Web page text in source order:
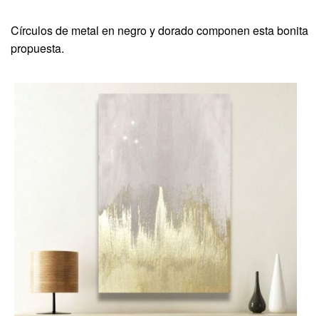
Círculos de metal en negro y dorado componen esta bonita
propuesta.